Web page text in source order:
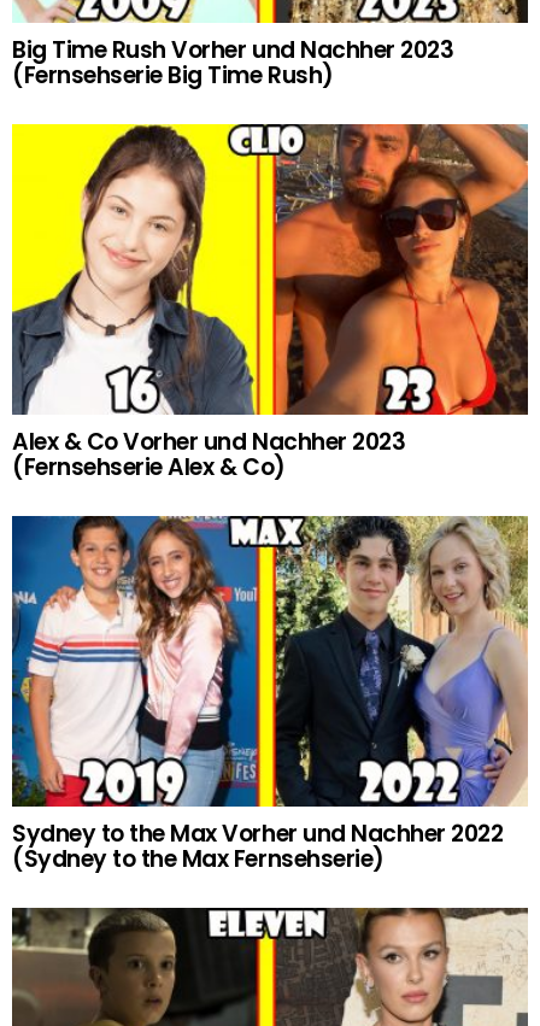
Big Time Rush Vorher und Nachher 2023
(Fernsehserie Big Time Rush)
Alex & Co Vorher und Nachher 2023
(Fernsehserie Alex & Co)
Sydney to the Max Vorher und Nachher 2022
(Sydney to the Max Fernsehserie)